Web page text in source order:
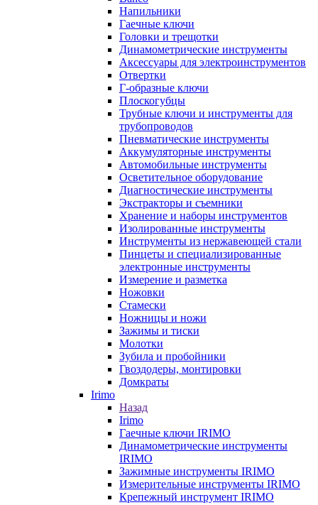
Напильники
Гаечные ключи
Головки и трещотки
Динамометрические инструменты
Аксессуары для электроинструментов
Отвертки
Г-образные ключи
Плоскогубцы
Трубные ключи и инструменты для
трубопроводов
Пневматические инструменты
Аккумуляторные инструменты
Автомобильные инструменты
Осветительное оборудование
Диагностические инструменты
Экстракторы и съемники
Хранение и наборы инструментов
Изолированные инструменты
Инструменты из нержавеющей стали
Пинцеты и специализированные
электронные инструменты
Измерение и разметка
Ножовки
Стамески
Ножницы и ножи
Зажимы и тиски
Молотки
Зубила и пробойники
Гвоздодеры, монтировки
Домкраты
Irimo
Назад
Irimo
Гаечные ключи IRIMO
Динамометрические инструменты
IRIMO
Зажимные инструменты IRIMO
Измерительные инструменты IRIMO
Крепежный инструмент IRIMO